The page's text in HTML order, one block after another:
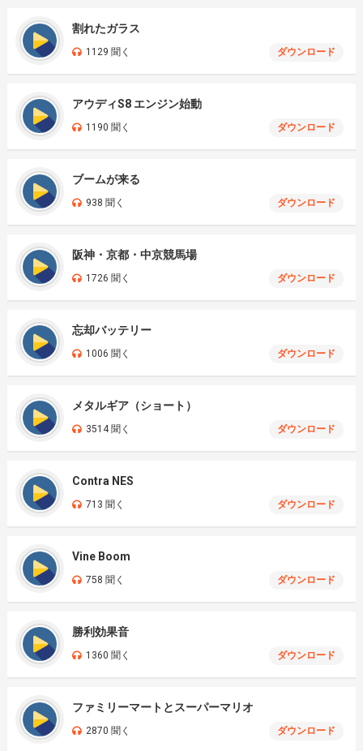
割れたガラス
1129 聞く ダウンロード
アウディS8 エンジン始動
1190 聞く ダウンロード
ブームが来る
938 聞く ダウンロード
阪神・京都・中京競馬場
1726 聞く ダウンロード
忘却バッテリー
1006 聞く ダウンロード
メタルギア（ショート）
3514 聞く ダウンロード
Contra NES
713 聞く ダウンロード
Vine Boom
758 聞く ダウンロード
勝利効果音
1360 聞く ダウンロード
ファミリーマートとスーパーマリオ
2870 聞く ダウンロード